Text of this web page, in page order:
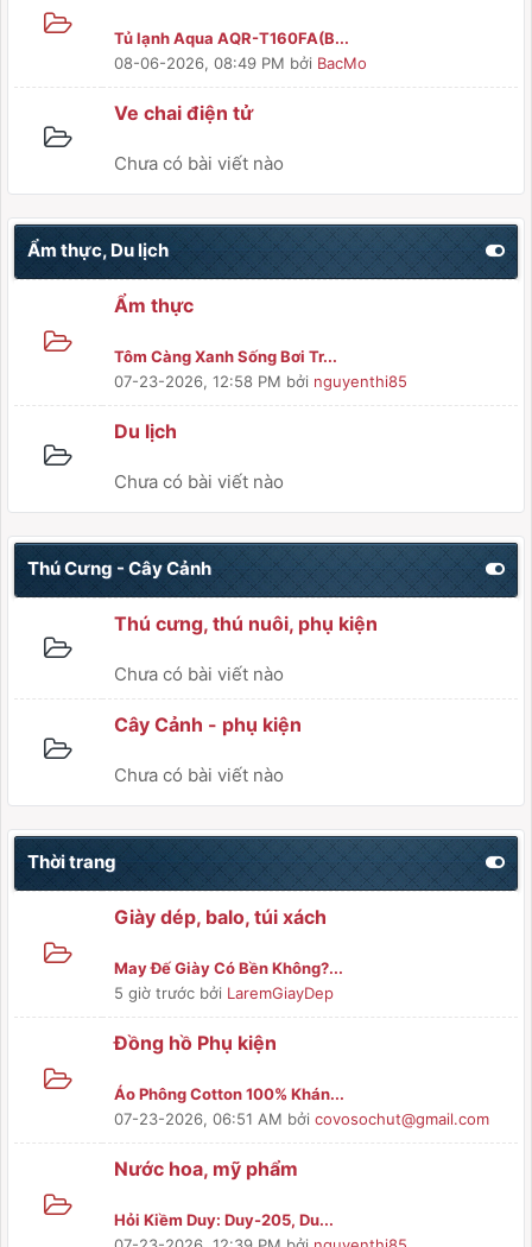
Tủ lạnh Aqua AQR-T160FA(B...
08-06-2026, 08:49 PM bởi BacMo
Ve chai điện tử
Chưa có bài viết nào
Ẩm thực, Du lịch
Ẩm thực
Tôm Càng Xanh Sống Bơi Tr...
07-23-2026, 12:58 PM bởi nguyenthi85
Du lịch
Chưa có bài viết nào
Thú Cưng - Cây Cảnh
Thú cưng, thú nuôi, phụ kiện
Chưa có bài viết nào
Cây Cảnh - phụ kiện
Chưa có bài viết nào
Thời trang
Giày dép, balo, túi xách
May Đế Giày Có Bền Không?...
5 giờ trước bởi LaremGiayDep
Đồng hồ Phụ kiện
Áo Phông Cotton 100% Khán...
07-23-2026, 06:51 AM bởi covosochut@gmail.com
Nước hoa, mỹ phẩm
Hỏi Kiềm Duy: Duy-205, Du...